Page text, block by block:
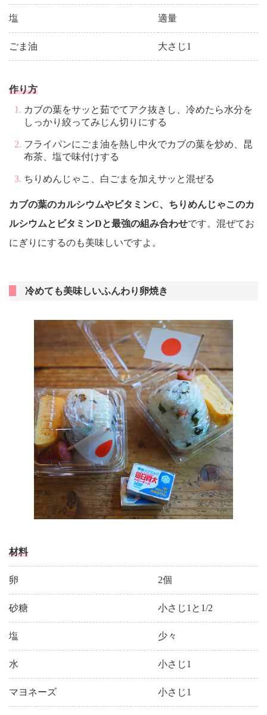
塩 適量
ごま油 大さじ1
作り方
カブの葉をサッと茹でてアク抜きし、冷めたら水分を
しっかり絞ってみじん切りにする
フライパンにごま油を熱し中火でカブの葉を炒め、昆
布茶、塩で味付けする
ちりめんじゃこ、白ごまを加えサッと混ぜる
カブの葉のカルシウムやビタミンC、ちりめんじゃこのカ
ルシウムとビタミンDと最強の組み合わせです。混ぜてお
にぎりにするのも美味しいですよ。
冷めても美味しいふんわり卵焼き
材料
卵 2個
砂糖 小さじ1と1/2
塩 少々
水 小さじ1
マヨネーズ 小さじ1